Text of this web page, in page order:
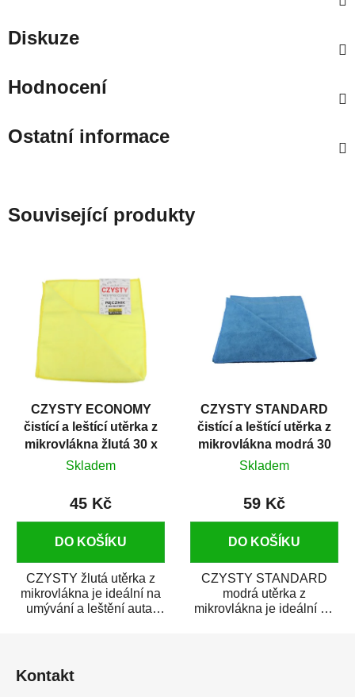
Diskuze
Hodnocení
Ostatní informace
Související produkty
CZYSTY ECONOMY
čistící a leštící utěrka z
mikrovlákna žlutá 30 x
60 cm
Skladem
45 Kč
DO KOŠÍKU
CZYSTY žlutá utěrka z
mikrovlákna je ideální na
umývání a leštění auta.
CZYSTY STANDARD
čistící a leštící utěrka z
mikrovlákna modrá 30
x 60 cm
Skladem
59 Kč
DO KOŠÍKU
CZYSTY STANDARD
modrá utěrka z
mikrovlákna je ideální na
Kontakt